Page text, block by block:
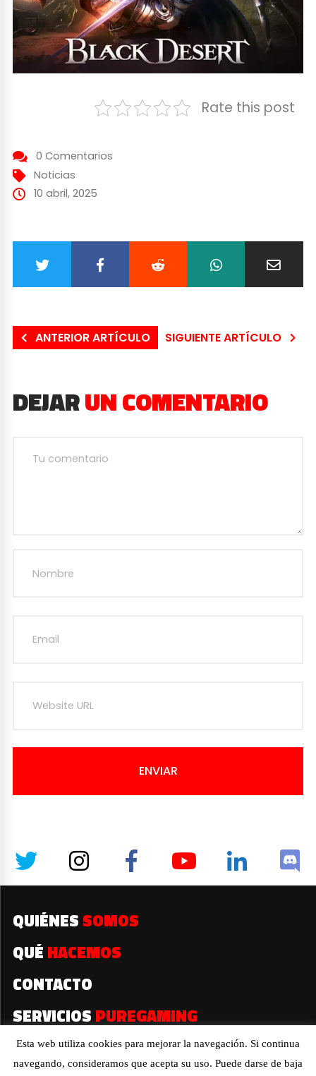
Rate this post
0 Comentarios
Noticias
10 abril, 2025
ANTERIOR ARTÍCULO SIGUIENTE ARTÍCULO
DEJARUN COMENTARIO
ENVIAR
QUIÉNES SOMOS
QUÉ HACEMOS
CONTACTO
SERVICIOS PUREGAMING
2019© Todos los derechos reservados
Esta web utiliza cookies para mejorar la navegación. Si continua
navegando, consideramos que acepta su uso. Puede darse de baja